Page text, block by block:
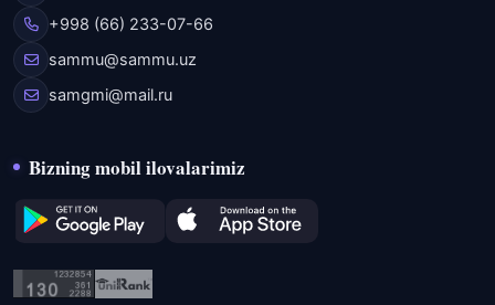
+998 (66) 233-07-66
sammu@sammu.uz
samgmi@mail.ru
Bizning mobil ilovalarimiz